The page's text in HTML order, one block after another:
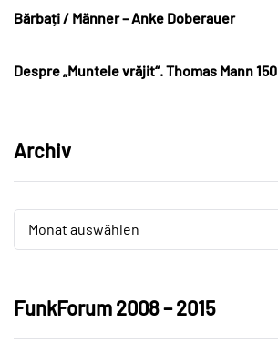
Bărbați / Männer – Anke Doberauer
Despre „Muntele vrăjit“. Thomas Mann 150
Archiv
Archiv
Monat auswählen
Archiv
FunkForum 2008 – 2015